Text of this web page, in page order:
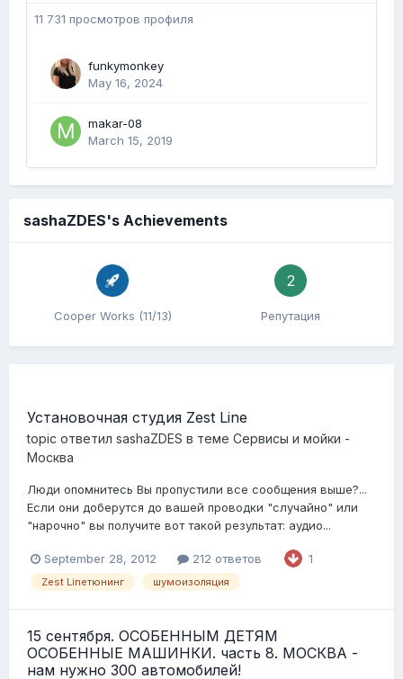
11 731 просмотров профиля
funkymonkey
May 16, 2024
makar-08
March 15, 2019
sashaZDES's Achievements
Cooper Works (11/13)
2
Репутация
Установочная студия Zest Line
topic ответил sashaZDES в теме Сервисы и мойки -
Москва
Люди опомнитесь Вы пропустили все сообщения выше?...
Если они доберутся до вашей проводки "случайно" или
"нарочно" вы получите вот такой результат: аудио...
September 28, 2012 212 ответов 1
Zest Lineтюнинг шумоизоляция
15 сентября. ОСОБЕННЫМ ДЕТЯМ
ОСОБЕННЫЕ МАШИНКИ. часть 8. МОСКВА -
нам нужно 300 автомобилей!